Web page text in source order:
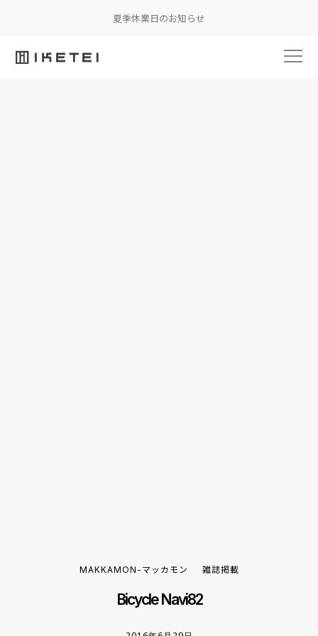
夏季休業日のお知らせ
MAKKAMON-マッカモン 雑誌掲載
Bicycle Navi82